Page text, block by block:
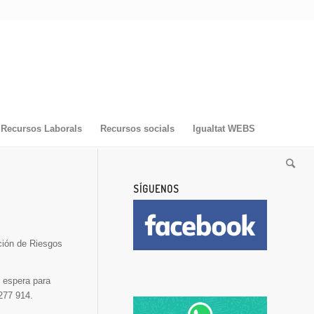
Recursos Laborals Recursos socials Igualtat WEBS
de Riesgos
para
914.
SÍGUENOS